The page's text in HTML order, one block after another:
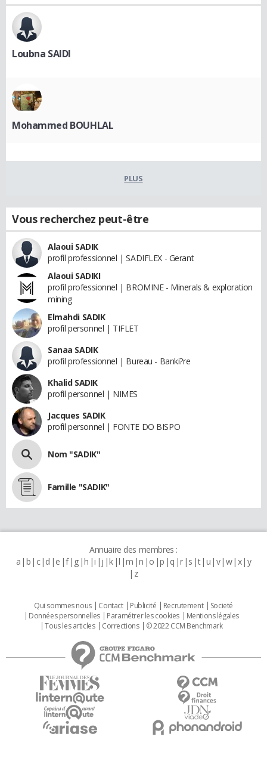
Loubna SAIDI
Mohammed BOUHLAL
PLUS
Vous recherchez peut-être
Alaoui SADIK
profil professionnel | SADIFLEX - Gerant
Alaoui SADIKI
profil professionnel | BROMINE - Minerals & exploration
mining
Elmahdi SADIK
profil personnel | TIFLET
Sanaa SADIK
profil professionnel | Bureau - Banki?re
Khalid SADIK
profil personnel | NIMES
Jacques SADIK
profil personnel | FONTE DO BISPO
Nom "SADIK"
Famille "SADIK"
Annuaire des membres :
a b c d e f g h i j k l m n o p q r s t u v w x y
z
Qui sommes nous Contact Publicité Recrutement
Societé
Données personnelles
Paramétrer les cookies
Mentions légales
Tous les articles
Corrections © 2022 CCM Benchmark